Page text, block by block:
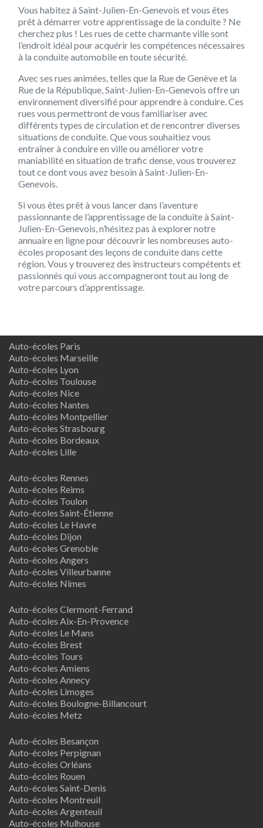
Vous habitez à Saint-Julien-En-Genevois et vous êtes
prêt à démarrer votre apprentissage de la conduite ? Ne
cherchez plus ! Les rues de cette charmante ville sont
l’endroit idéal pour acquérir les compétences nécessaires
à la conduite automobile en toute sécurité.
Avec ses rues animées, telles que la Rue de Genève et la
Rue de la République, Saint-Julien-En-Genevois offre un
environnement diversifié pour apprendre à conduire. Ces
rues vous permettront de vous familiariser avec
différents types de circulation et de rencontrer diverses
situations de conduite. Que vous souhaitiez vous
entraîner à conduire en ville ou améliorer votre
maniabilité en situation de trafic dense, vous trouverez
tout ce dont vous avez besoin à Saint-Julien-En-
Genevois.
Si vous êtes prêt à vous lancer dans l’aventure
passionnante de l’apprentissage de la conduite à Saint-
Julien-En-Genevois, n’hésitez pas à explorer notre
annuaire en ligne pour découvrir les nombreuses auto-
écoles proposant des leçons de conduite dans cette
région. Vous y trouverez des instructeurs compétents et
passionnés qui vous accompagneront tout au long de
votre parcours d’apprentissage.
Auto-écoles Paris
Auto-écoles Marseille
Auto-écoles Lyon
Auto-écoles Toulouse
Auto-écoles Nice
Auto-écoles Nantes
Auto-écoles Montpellier
Auto-écoles Strasbourg
Auto-écoles Bordeaux
Auto-écoles Lille
Auto-écoles Rennes
Auto-écoles Reims
Auto-écoles Toulon
Auto-écoles Saint-Étienne
Auto-écoles Le Havre
Auto-écoles Dijon
Auto-écoles Grenoble
Auto-écoles Angers
Auto-écoles Villeurbanne
Auto-écoles Nîmes
Auto-écoles Clermont-Ferrand
Auto-écoles Aix-En-Provence
Auto-écoles Le Mans
Auto-écoles Brest
Auto-écoles Tours
Auto-écoles Amiens
Auto-écoles Annecy
Auto-écoles Limoges
Auto-écoles Boulogne-Billancourt
Auto-écoles Metz
Auto-écoles Besançon
Auto-écoles Perpignan
Auto-écoles Orléans
Auto-écoles Rouen
Auto-écoles Saint-Denis
Auto-écoles Montreuil
Auto-écoles Argenteuil
Auto-écoles Mulhouse